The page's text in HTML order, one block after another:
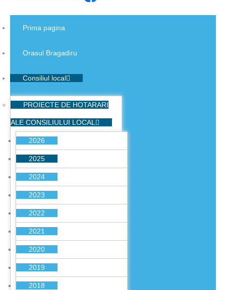
Prima pagina
Orasul Bragadiru
Consiliul local
PROIECTE DE HOTARARI
ALE CONSILIULUI LOCAL
2026
2025
2024
2023
2022
2021
2020
2019
2018